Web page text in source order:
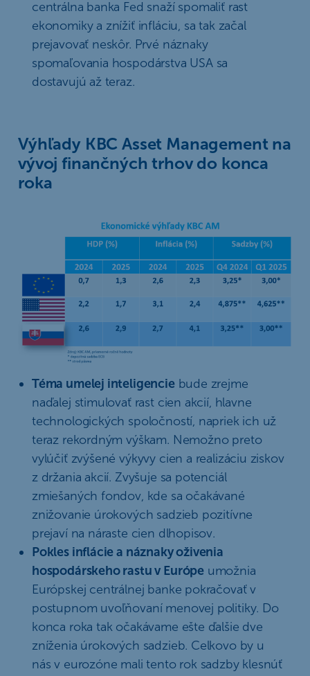
centrálna banka Fed snaží spomaliť rast
ekonomiky a znížiť infláciu, sa tak začal
prejavovať neskôr. Prvé náznaky
spomaľovania hospodárstva USA sa
dostavujú až teraz.
Výhľady KBC Asset Management na
vývoj finančných trhov do konca
roka
Téma umelej inteligenciebude zrejme
naďalej stimulovať rast cien akcií, hlavne
technologických spoločností, napriek ich už
teraz rekordným výškam. Nemožno preto
vylúčiť zvýšené výkyvy cien a realizáciu ziskov
z držania akcií. Zvyšuje sa potenciál
zmiešaných fondov, kde sa očakávané
znižovanie úrokových sadzieb pozitívne
prejaví na náraste cien dlhopisov.
Pokles inflácie a náznaky oživenia
hospodárskeho rastu v Európeumožnia
Európskej centrálnej banke pokračovať v
postupnom uvoľňovaní menovej politiky. Do
konca roka tak očakávame ešte ďalšie dve
zníženia úrokových sadzieb. Celkovo by u
nás v eurozóne mali tento rok sadzby klesnúť